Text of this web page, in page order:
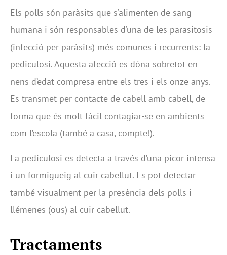
Els polls són paràsits que s’alimenten de sang
humana i són responsables d’una de les parasitosis
(infecció per paràsits) més comunes i recurrents: la
pediculosi. Aquesta afecció es dóna sobretot en
nens d’edat compresa entre els tres i els onze anys.
Es transmet per contacte de cabell amb cabell, de
forma que és molt fàcil contagiar-se en ambients
com l’escola (també a casa, compte!).
La pediculosi es detecta a través d’una picor intensa
i un formigueig al cuir cabellut. Es pot detectar
també visualment per la presència dels polls i
llémenes (ous) al cuir cabellut.
Tractaments